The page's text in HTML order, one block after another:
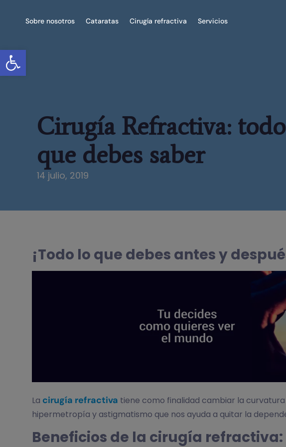
Abrir barra de herramientas
Sobre nosotros Cataratas Cirugía refractiva Servicios
Cirugía Refractiva:
que debes saber
14 julio, 2019
¡Todo lo que debes antes y
La cirugía refractiva tiene como finalidad cambiar la
hipermetropía y astigmatismo que nos ayuda a quitar la
Beneficios de la cirugía refractiva: